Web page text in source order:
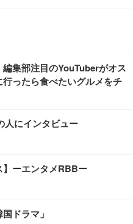
編集部注目のYouTuberがオス
ったら食べたいグルメをチ
人にインタビュー
】ーエンタメRBBー
ドラマ」